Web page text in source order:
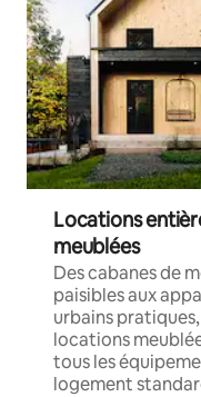
Locations
meublées
Des cabanes de
paisibles aux
urbains
locations
tous les
logement